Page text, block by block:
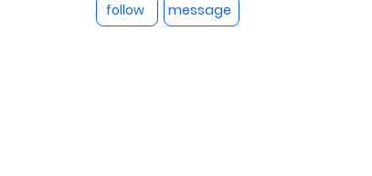
follow
message